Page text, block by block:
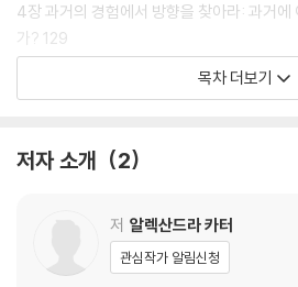
4장 과거의 경험에서 방향을 찾아라: 과거에
가? 129
5장 한 단계씩 나아가라: 목표를 이루기 위
6장 가장 넓은 그물을 던져라: 말해주세요 191
8장 상대방의 우려를 먼저 해결하라: 걱정
9장 과거의 성공을 기억하게 하라: 과거에는
죠? 252
목차 더보기
저자 소개 2
저 알렉산드라 카터
관심작가 알림신청